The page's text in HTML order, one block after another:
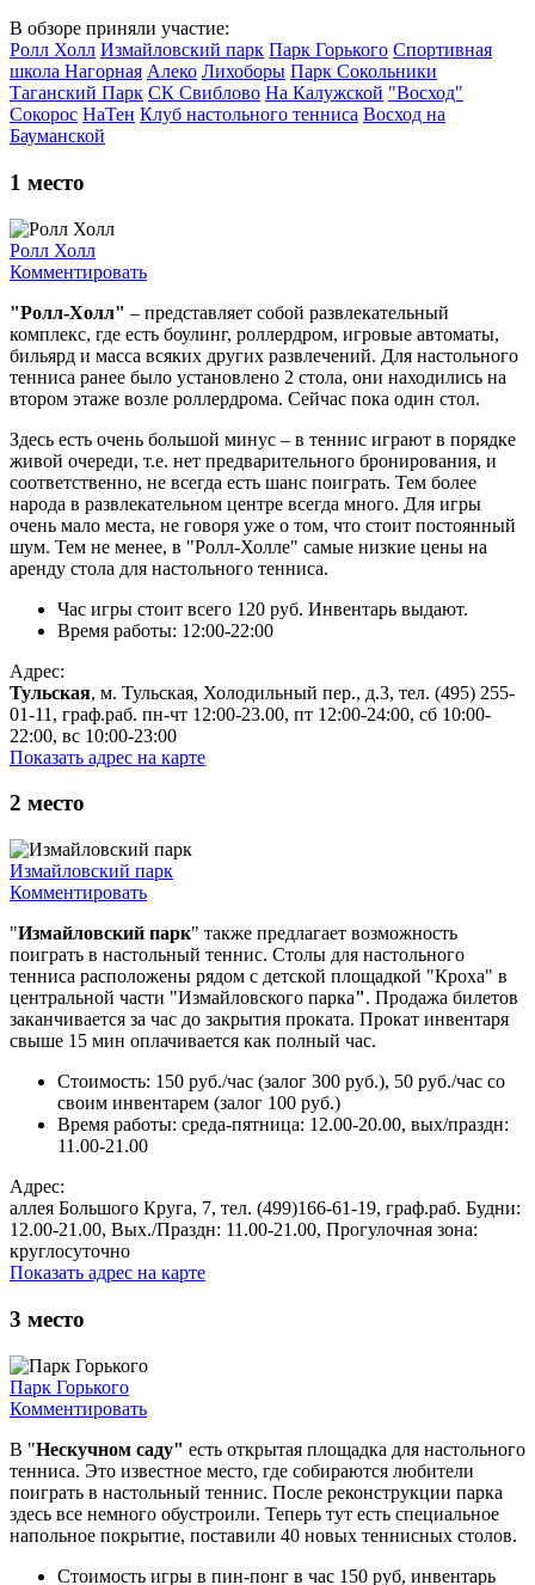
В обзоре приняли участие:
Ролл Холл Измайловский парк Парк Горького Спортивная
школа Нагорная Алеко Лихоборы Парк Сокольники
Таганский Парк СК Свиблово На Калужской "Восход"
Сокорос НаТен Клуб настольного тенниса Восход на
Бауманской
1 место
Ролл Холл
Комментировать
"Ролл-Холл" – представляет собой развлекательный
комплекс, где есть боулинг, роллердром, игровые автоматы,
бильярд и масса всяких других развлечений. Для настольного
тенниса ранее было установлено 2 стола, они находились на
втором этаже возле роллердрома. Сейчас пока один стол.
Здесь есть очень большой минус – в теннис играют в порядке
живой очереди, т.е. нет предварительного бронирования, и
соответственно, не всегда есть шанс поиграть. Тем более
народа в развлекательном центре всегда много. Для игры
очень мало места, не говоря уже о том, что стоит постоянный
шум. Тем не менее, в "Ролл-Холле" самые низкие цены на
аренду стола для настольного тенниса.
Час игры стоит всего 120 руб. Инвентарь выдают.
Время работы: 12:00-22:00
Адрес:
Тульская, м. Тульская, Холодильный пер., д.3, тел. (495) 255-
01-11, граф.раб. пн-чт 12:00-23.00, пт 12:00-24:00, сб 10:00-
22:00, вс 10:00-23:00
Показать адрес на карте
2 место
Измайловский парк
Комментировать
"Измайловский парк" также предлагает возможность
поиграть в настольный теннис. Столы для настольного
тенниса расположены рядом с детской площадкой "Кроха" в
центральной части "Измайловского парка". Продажа билетов
заканчивается за час до закрытия проката. Прокат инвентаря
свыше 15 мин оплачивается как полный час.
Стоимость: 150 руб./час (залог 300 руб.), 50 руб./час со
своим инвентарем (залог 100 руб.)
Время работы: среда-пятница: 12.00-20.00, вых/праздн:
11.00-21.00
Адрес:
аллея Большого Круга, 7, тел. (499)166-61-19, граф.раб. Будни:
12.00-21.00, Вых./Праздн: 11.00-21.00, Прогулочная зона:
круглосуточно
Показать адрес на карте
3 место
Парк Горького
Комментировать
В "Нескучном саду" есть открытая площадка для настольного
тенниса. Это известное место, где собираются любители
поиграть в настольный теннис. После реконструкции парка
здесь все немного обустроили. Теперь тут есть специальное
напольное покрытие, поставили 40 новых теннисных столов.
Стоимость игры в пин-понг в час 150 руб, инвентарь